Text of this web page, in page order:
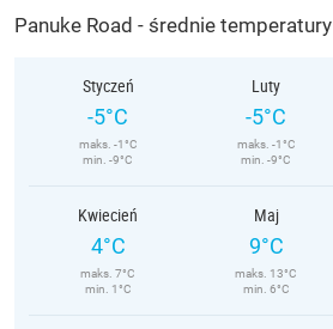
Panuke Road - średnie temperatury
Styczeń
-5°C
maks. -1°C
min. -9°C
Luty
-5°C
maks. -1°C
min. -9°C
Kwiecień
4°C
maks. 7°C
min. 1°C
Maj
9°C
maks. 13°C
min. 6°C